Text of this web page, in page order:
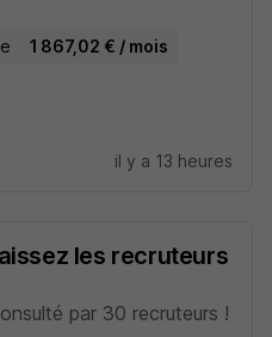
1 867,02 € / mois
il y a 13 heures
les recruteurs
par 30 recruteurs !